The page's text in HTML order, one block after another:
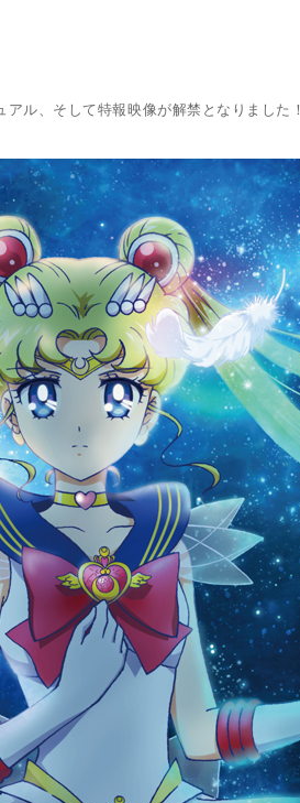
ル、そして特報映像が解禁となりました！